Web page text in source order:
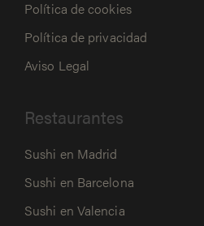
Política de cookies
Política de privacidad
Aviso Legal
Restaurantes
Sushi en Madrid
Sushi en Barcelona
Sushi en Valencia